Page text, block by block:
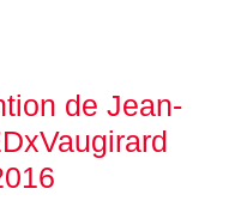
de Jean-